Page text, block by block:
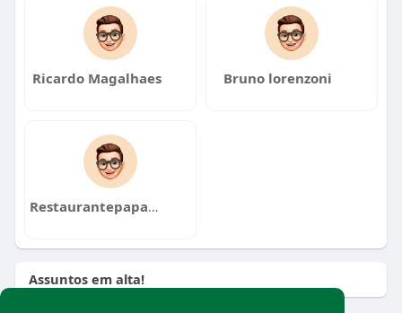
Ricardo Magalhaes Bruno lorenzoni
Restaurantepapayaverde
Assuntos em alta!